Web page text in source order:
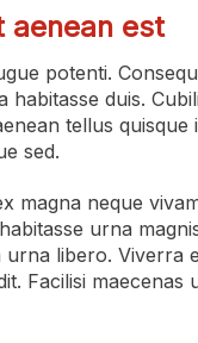
aenean est
potenti.
habitasse duis.
tellus
sed.
magna neque
urna
libero.
Facilisi